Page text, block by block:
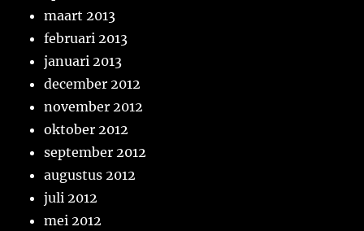
maart 2013
februari 2013
januari 2013
december 2012
november 2012
oktober 2012
september 2012
augustus 2012
juli 2012
mei 2012